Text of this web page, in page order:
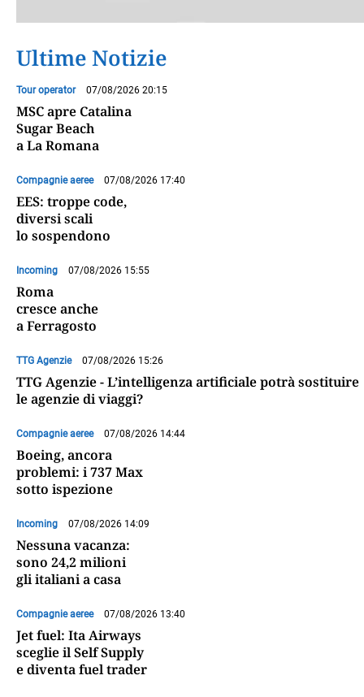
Ultime Notizie
Tour operator 07/08/2026 20:15
MSC apre Catalina
Sugar Beach
a La Romana
Compagnie aeree 07/08/2026 17:40
EES: troppe code,
diversi scali
lo sospendono
Incoming 07/08/2026 15:55
Roma
cresce anche
a Ferragosto
TTG Agenzie 07/08/2026 15:26
TTG Agenzie - L’intelligenza artificiale potrà sostituire
le agenzie di viaggi?
Compagnie aeree 07/08/2026 14:44
Boeing, ancora
problemi: i 737 Max
sotto ispezione
Incoming 07/08/2026 14:09
Nessuna vacanza:
sono 24,2 milioni
gli italiani a casa
Compagnie aeree 07/08/2026 13:40
Jet fuel: Ita Airways
sceglie il Self Supply
e diventa fuel trader